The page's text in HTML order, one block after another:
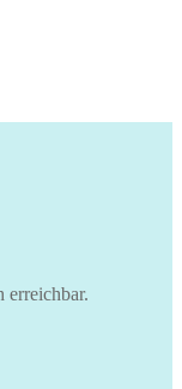
erreichbar.